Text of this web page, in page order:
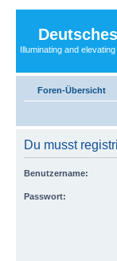
Illuminating and
Foren-Übersicht
Du musst
Benutzername:
Passwort: